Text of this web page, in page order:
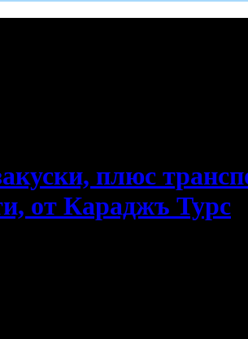
плюс
от Караджъ Турс